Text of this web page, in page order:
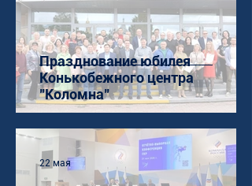
Празднование юбилея
Конькобежного центра
"Коломна"
22 мая